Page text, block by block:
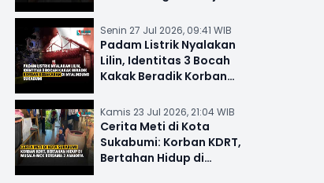
Senin 27 Jul 2026, 09:41 WIB
Padam Listrik Nyalakan
Lilin, Identitas 3 Bocah
Kakak Beradik Korban
Kamis 23 Jul 2026, 21:04 WIB
Cerita Meti di Kota
Sukabumi: Korban KDRT,
Bertahan Hidup di